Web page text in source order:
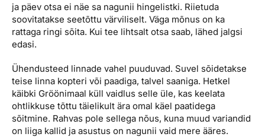
ja päev otsa ei näe sa nagunii hingelistki. Riietuda
soovitatakse seetõttu värviliselt. Väga mõnus on ka
rattaga ringi sõita. Kui tee lihtsalt otsa saab, lähed jalgsi
edasi.
Ühendusteed linnade vahel puuduvad. Suvel sõidetakse
teise linna kopteri või paadiga, talvel saaniga. Hetkel
käibki Gröönimaal küll vaidlus selle üle, kas keelata
ohtlikkuse tõttu täielikult ära omal käel paatidega
sõitmine. Rahvas pole sellega nõus, kuna muud variandid
on liiga kallid ja asustus on nagunii vaid mere ääres.